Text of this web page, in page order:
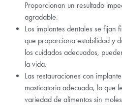
Proporcionan un resultado
agradable.
Los implantes dentales se fijan
que proporciona estabilidad y
los cuidados adecuados,
la vida.
Las restauraciones con
masticatoria adecuada, lo que
variedad de alimentos sin